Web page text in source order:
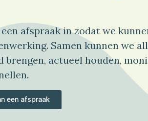
afspraak in zodat we
Samen kunnen we
brengen, actueel houden,
een afspraak